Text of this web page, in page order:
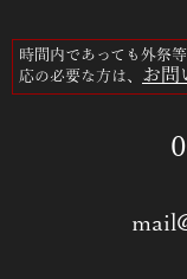
時間内であっても外祭
応の必要な方は、 お問